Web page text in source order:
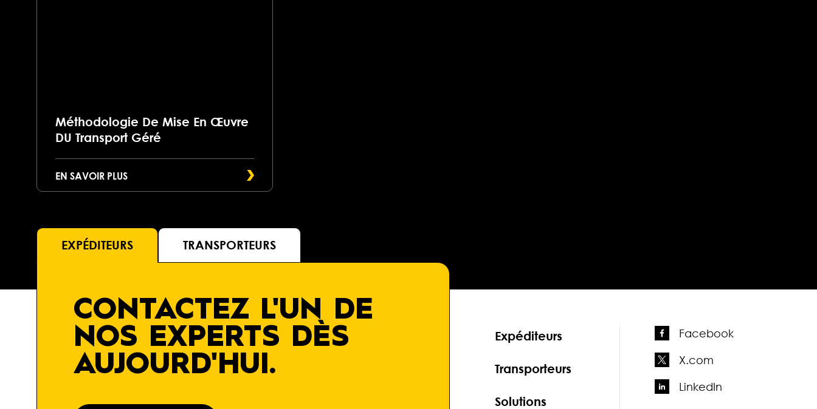
Méthodologie De Mise En Œuvre
DU Transport Géré
EN SAVOIR PLUS
EXPÉDITEURS TRANSPORTEURS
CONTACTEZ L'UN DE
NOS EXPERTS DÈS
AUJOURD'HUI.
Expéditeurs
Transporteurs
Solutions
Facebook
X.com
LinkedIn